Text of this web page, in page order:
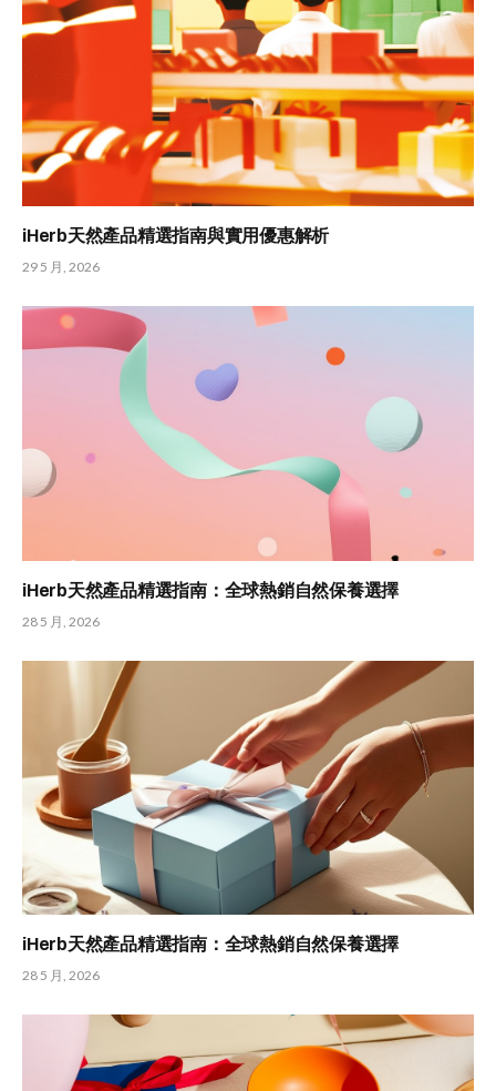
iHerb天然產品精選指南與實用優惠解析
29 5 月, 2026
iHerb天然產品精選指南：全球熱銷自然保養選擇
28 5 月, 2026
iHerb天然產品精選指南：全球熱銷自然保養選擇
28 5 月, 2026